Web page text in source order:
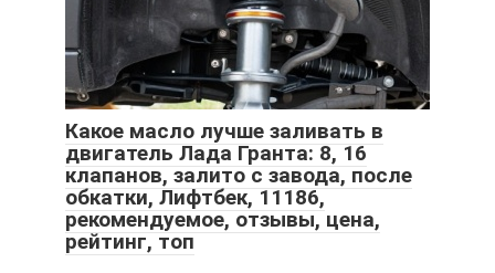
Какое масло лучше заливать в
двигатель Лада Гранта: 8, 16
клапанов, залито с завода, после
обкатки, Лифтбек, 11186,
рекомендуемое, отзывы, цена,
рейтинг, топ